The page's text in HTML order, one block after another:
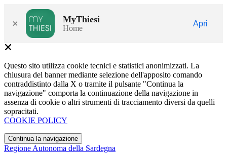
× MyThiesi
Home
Apri
Questo sito utilizza cookie tecnici e statistici anonimizzati. La
chiusura del banner mediante selezione dell'apposito comando
contraddistinto dalla X o tramite il pulsante "Continua la
navigazione" comporta la continuazione della navigazione in
assenza di cookie o altri strumenti di tracciamento diversi da quelli
sopracitati.
COOKIE POLICY
Continua la navigazione
Regione Autonoma della Sardegna